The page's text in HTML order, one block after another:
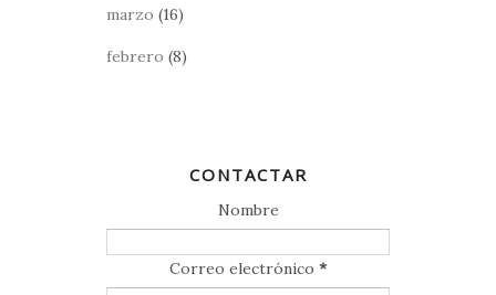
marzo (16)
febrero (8)
CONTACTAR
Nombre
Correo electrónico *